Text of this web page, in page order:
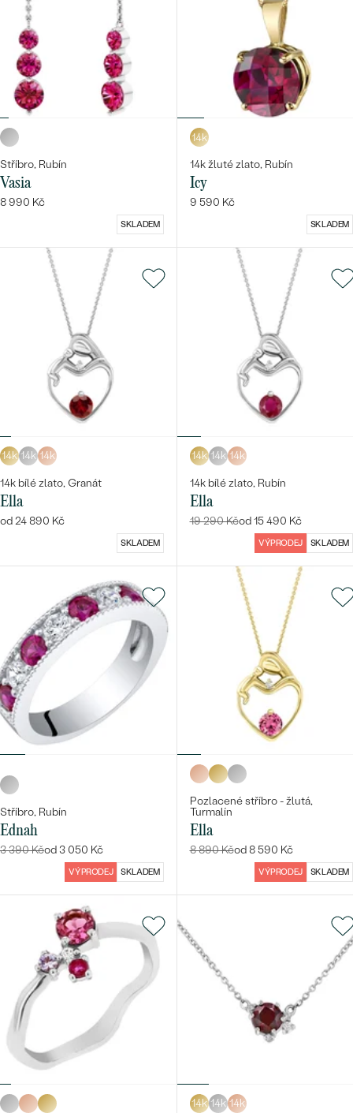
Stříbro, Rubín
Vasia
8 990 Kč
SKLADEM
14k
14k žluté zlato, Rubín
Icy
9 590 Kč
SKLADEM
14k 14k 14k
14k bílé zlato, Granát
Ella
od 24 890 Kč
SKLADEM
14k 14k 14k
14k bílé zlato, Rubín
Ella
19 290 Kčod 15 490 Kč
VÝPRODEJ SKLADEM
Stříbro, Rubín
Ednah
3 390 Kčod 3 050 Kč
VÝPRODEJ SKLADEM
Pozlacené stříbro - žlutá,
Turmalín
Ella
8 890 Kčod 8 590 Kč
VÝPRODEJ SKLADEM
14k 14k 14k